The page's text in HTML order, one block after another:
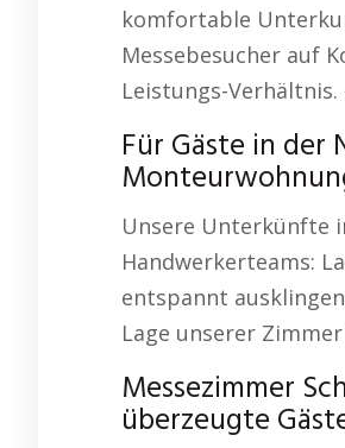
komfortable
Messebesucher auf
Leistungs-Verhältnis.
Für Gäste in
Unsere Unterkünfte
Handwerkerteams:
entspannt
Lage unserer
Messezimmer
überzeugte